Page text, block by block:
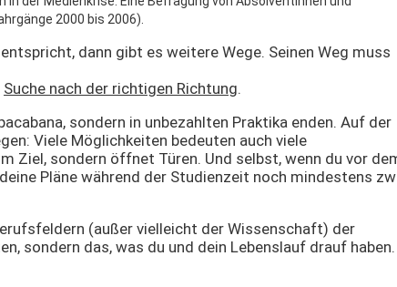
2000 bis 2006).
dann gibt es weitere Wege. Seinen Weg muss
Suche nach der richtigen Richtung.
sondern in unbezahlten Praktika enden. Auf der
Viele Möglichkeiten bedeuten auch viele
Ziel, sondern öffnet Türen. Und selbst, wenn du vor
Pläne während der Studienzeit noch mindestens
(außer vielleicht der Wissenschaft) der
sondern das, was du und dein Lebenslauf drauf haben.